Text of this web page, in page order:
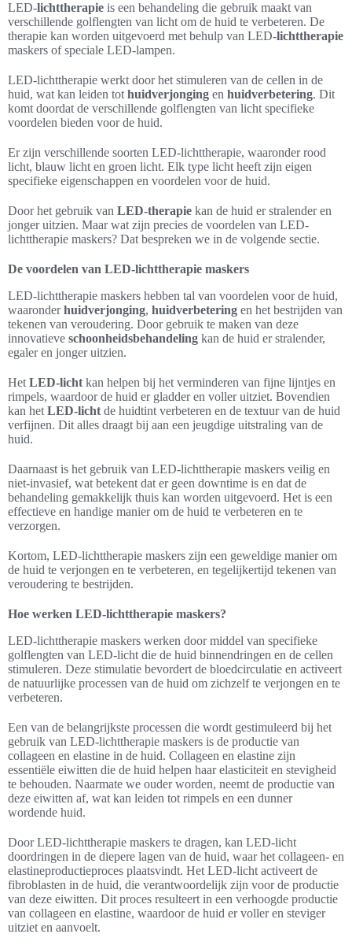
LED-lichttherapie is een behandeling die gebruik maakt van
verschillende golflengten van licht om de huid te verbeteren. De
therapie kan worden uitgevoerd met behulp van LED-lichttherapie
maskers of speciale LED-lampen.
LED-lichttherapie werkt door het stimuleren van de cellen in de
huid, wat kan leiden tot huidverjonging en huidverbetering. Dit
komt doordat de verschillende golflengten van licht specifieke
voordelen bieden voor de huid.
Er zijn verschillende soorten LED-lichttherapie, waaronder rood
licht, blauw licht en groen licht. Elk type licht heeft zijn eigen
specifieke eigenschappen en voordelen voor de huid.
Door het gebruik van LED-therapie kan de huid er stralender en
jonger uitzien. Maar wat zijn precies de voordelen van LED-
lichttherapie maskers? Dat bespreken we in de volgende sectie.
De voordelen van LED-lichttherapie maskers
LED-lichttherapie maskers hebben tal van voordelen voor de huid,
waaronderhuidverjonging, huidverbetering en het bestrijden van
tekenen van veroudering. Door gebruik te maken van deze
innovatieve schoonheidsbehandeling kan de huid er stralender,
egaler en jonger uitzien.
Het LED-licht kan helpen bij het verminderen van fijne lijntjes en
rimpels, waardoor de huid er gladder en voller uitziet. Bovendien
kan het LED-licht de huidtint verbeteren en de textuur van de huid
verfijnen. Dit alles draagt bij aan een jeugdige uitstraling van de
huid.
Daarnaast is het gebruik van LED-lichttherapie maskers veilig en
niet-invasief, wat betekent dat er geen downtime is en dat de
behandeling gemakkelijk thuis kan worden uitgevoerd. Het is een
effectieve en handige manier om de huid te verbeteren en te
verzorgen.
Kortom, LED-lichttherapie maskers zijn een geweldige manier om
de huid te verjongen en te verbeteren, en tegelijkertijd tekenen van
veroudering te bestrijden.
Hoe werken LED-lichttherapie maskers?
LED-lichttherapie maskers werken door middel van specifieke
golflengten van LED-licht die de huid binnendringen en de cellen
stimuleren. Deze stimulatie bevordert de bloedcirculatie en activeert
de natuurlijke processen van de huid om zichzelf te verjongen en te
verbeteren.
Een van de belangrijkste processen die wordt gestimuleerd bij het
gebruik van LED-lichttherapie maskers is de productie van
collageen en elastine in de huid. Collageen en elastine zijn
essentiële eiwitten die de huid helpen haar elasticiteit en stevigheid
te behouden. Naarmate we ouder worden, neemt de productie van
deze eiwitten af, wat kan leiden tot rimpels en een dunner
wordende huid.
Door LED-lichttherapie maskers te dragen, kan LED-licht
doordringen in de diepere lagen van de huid, waar het collageen- en
elastineproductieproces plaatsvindt. Het LED-licht activeert de
fibroblasten in de huid, die verantwoordelijk zijn voor de productie
van deze eiwitten. Dit proces resulteert in een verhoogde productie
van collageen en elastine, waardoor de huid er voller en steviger
uitziet en aanvoelt.